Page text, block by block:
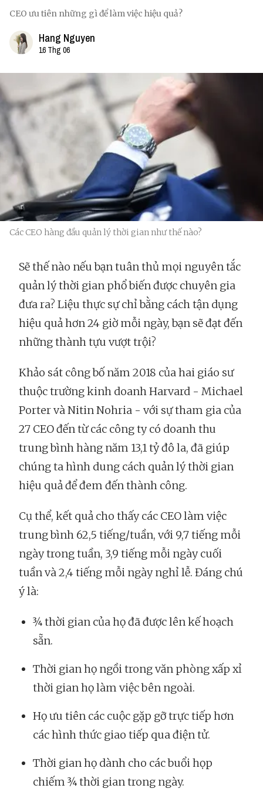
CEO ưu tiên những gì để làm việc hiệu quả?
Hang Nguyen
16 Thg 06
Các CEO hàng đầu quản lý thời gian như thế nào?
Sẽ thế nào nếu bạn tuân thủ mọi nguyên tắc
quản lý thời gian phổ biến được chuyên gia
đưa ra? Liệu thực sự chỉ bằng cách tận dụng
hiệu quả hơn 24 giờ mỗi ngày, bạn sẽ đạt đến
những thành tựu vượt trội?
Khảo sát công bố năm 2018 của hai giáo sư
thuộc trường kinh doanh Harvard - Michael
Porter và Nitin Nohria - với sự tham gia của
27 CEO đến từ các công ty có doanh thu
trung bình hàng năm 13,1 tỷ đô la, đã giúp
chúng ta hình dung cách quản lý thời gian
hiệu quả để đem đến thành công.
Cụ thể, kết quả cho thấy các CEO làm việc
trung bình 62,5 tiếng/tuần, với 9,7 tiếng mỗi
ngày trong tuần, 3,9 tiếng mỗi ngày cuối
tuần và 2,4 tiếng mỗi ngày nghỉ lễ. Đáng chú
ý là:
¾ thời gian của họ đã được lên kế hoạch
sẵn.
Thời gian họ ngồi trong văn phòng xấp xỉ
thời gian họ làm việc bên ngoài.
Họ ưu tiên các cuộc gặp gỡ trực tiếp hơn
các hình thức giao tiếp qua điện tử.
Thời gian họ dành cho các buổi họp
chiếm ¾ thời gian trong ngày.